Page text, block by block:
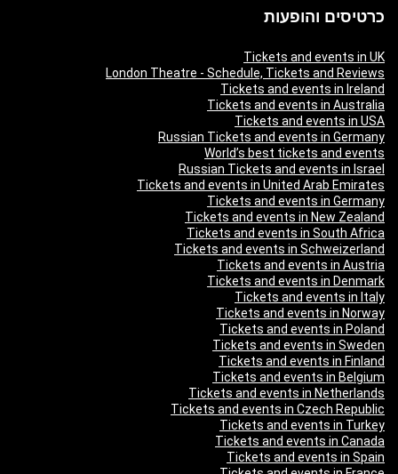
כרטיסים והופעות
Tickets and events in UK
London Theatre - Schedule, Tickets and Reviews
Tickets and events in Ireland
Tickets and events in Australia
Tickets and events in USA
Russian Tickets and events in Germany
World’s best tickets and events
Russian Tickets and events in Israel
Tickets and events in United Arab Emirates
Tickets and events in Germany
Tickets and events in New Zealand
Tickets and events in South Africa
Tickets and events in Schweizerland
Tickets and events in Austria
Tickets and events in Denmark
Tickets and events in Italy
Tickets and events in Norway
Tickets and events in Poland
Tickets and events in Sweden
Tickets and events in Finland
Tickets and events in Belgium
Tickets and events in Netherlands
Tickets and events in Czech Republic
Tickets and events in Turkey
Tickets and events in Canada
Tickets and events in Spain